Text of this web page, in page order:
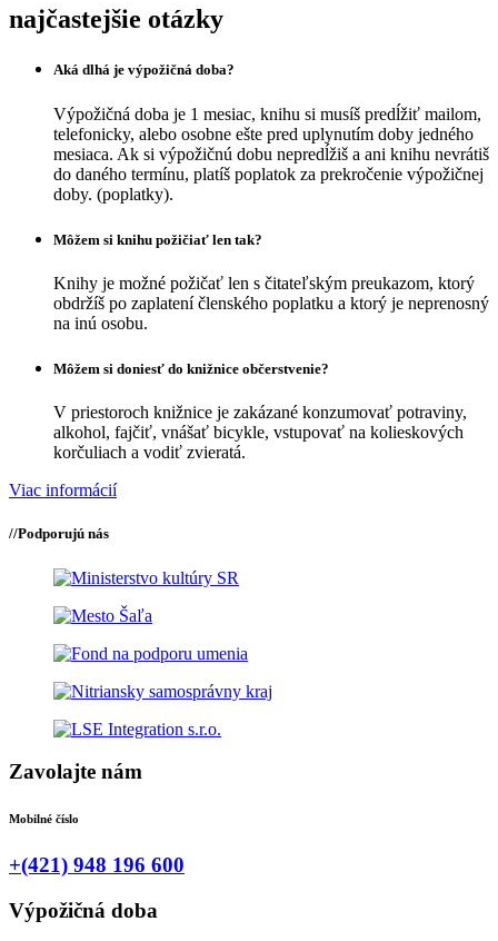
najčastejšie otázky
Aká dlhá je výpožičná doba?
Výpožičná doba je 1 mesiac, knihu si musíš predĺžiť mailom,
telefonicky, alebo osobne ešte pred uplynutím doby jedného
mesiaca. Ak si výpožičnú dobu nepredĺžiš a ani knihu nevrátiš
do daného termínu, platíš poplatok za prekročenie výpožičnej
doby. (poplatky).
Môžem si knihu požičiať len tak?
Knihy je možné požičať len s čitateľským preukazom, ktorý
obdržíš po zaplatení členského poplatku a ktorý je neprenosný
na inú osobu.
Môžem si doniesť do knižnice občerstvenie?
V priestoroch knižnice je zakázané konzumovať potraviny,
alkohol, fajčiť, vnášať bicykle, vstupovať na kolieskových
korčuliach a vodiť zvieratá.
Viac informácií
//Podporujú nás
Zavolajte nám
Mobilné číslo
+(421) 948 196 600
Výpožičná doba